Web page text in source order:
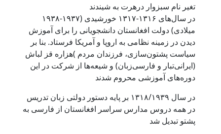
تغیر نام سبزوار درهرت به شیندند
در سال‌های ۱۳۱۶-۱۳۱۷ خورشیدی (۱۹۳۷-۱۹۳۸
میلادی) دولت افغانستان دانشجویانی را برای آموز‌ش
دیدن در زمینه نظامی به اروپا و آمریکا فرستاد. بنا بر
سیاست پشتون‌سازی، فرزندان مردم )هزاره قز لباش
(ایرانی‌تبار و فارسی‌زبان) و شیعه‌ها از شرکت در این
دوره‌های آموزشی محروم شدند
در سال ۱۳۱۸/۱۹۳۹ بر پایه دستور دولتی زبان تدریس
در همه دروس مدارس سراسر افغانستان از فارسی به
پشتو تبدیل شد